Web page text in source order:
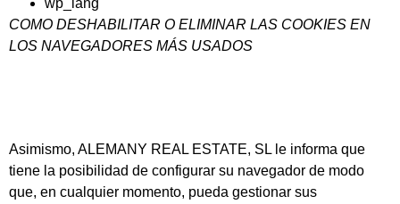
wp_lang
COMO DESHABILITAR O ELIMINAR LAS COOKIES EN
LOS NAVEGADORES MÁS USADOS
Asimismo, ALEMANY REAL ESTATE, SL le informa que
tiene la posibilidad de configurar su navegador de modo
que, en cualquier momento, pueda gestionar sus